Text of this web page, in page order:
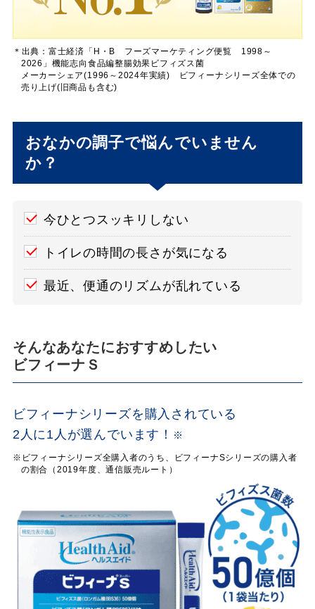
＊出典：富士経済「H・B フーズマーケティング便覧 1998～
2026」機能志向食品編整腸効果ビフィズス菌
メーカーシェア(1996～2024年実績) ビフィーナ シリーズ全体での
売り上げ(旧商品も含む)
おなかの調子で悩んでいません
か？
今ひとつスッキリしない
トイレの時間の長さが気になる
最近、便通のリズムが乱れている
そんなあなたにおすすめしたい
ビフィーナ Ｓ
ビフィーナ シリーズを購入されている
2人に1人が選んでいます！
※
※ビフィーナ シリーズ全購入者のうち、ビフィーナSシリーズの購入者
の割合（2019年度、通信販売ルート）